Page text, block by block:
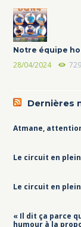
Notre équipe
28/04/2024
Dernières
Atmane,
Le circuit en
Le circuit en
« Il dit ça parce
humour à la